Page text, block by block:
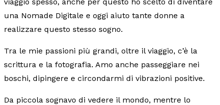
una Nomade Digitale e oggi aiuto tante donne a
realizzare questo stesso sogno.
Tra le mie passioni più grandi, oltre il viaggio, c’è la
scrittura e la fotografia. Amo anche passeggiare nei
boschi, dipingere e circondarmi di vibrazioni positive.
Da piccola sognavo di vedere il mondo, mentre lo